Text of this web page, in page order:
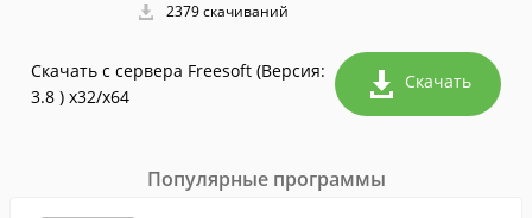
2379 скачиваний
Скачать с сервера Freesoft (Версия:
3.8 ) x32/x64
Скачать
Популярные программы